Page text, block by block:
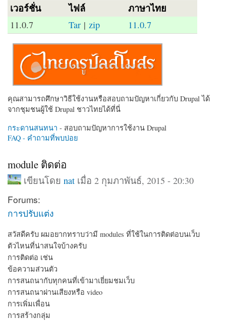
เวอร์ชั่น ไฟล์ ภาษาไทย
11.0.7 Tar | zip 11.0.7
คุณสามารถศึกษาวิธีใช้งานหรือสอบถามปัญหาเกี่ยวกับ Drupal ได้
จากชุมชนผู้ใช้ Drupal ชาวไทยได้ที่นี่
กระดานสนทนา - สอบถามปัญหาการใช้งาน Drupal
FAQ - คำถามที่พบบ่อย
module ติดต่อ
เขียนโดย natเมื่อ 2 กุมภาพันธ์, 2015 - 20:30
Forums:
การปรับแต่ง
สวัสดีครับ ผมอยากทราบว่ามี modules ที่ใช้ในการติดต่อบนเว็บ
ตัวไหนที่น่าสนใจบ้างครับ
การติดต่อ เช่น
ข้อความส่วนตัว
การสนถนากับทุกคนที่เข้ามาเยี่ยมชมเว็บ
การสนถนาผ่านเสียงหรือ video
การเพิ่มเพื่อน
การสร้างกลุ่ม